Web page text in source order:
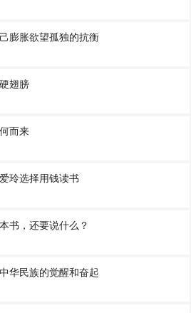
膨胀欲望孤独的抗衡
翅膀
而来
玲选择用钱读书
书，还要说什么？
华民族的觉醒和奋起